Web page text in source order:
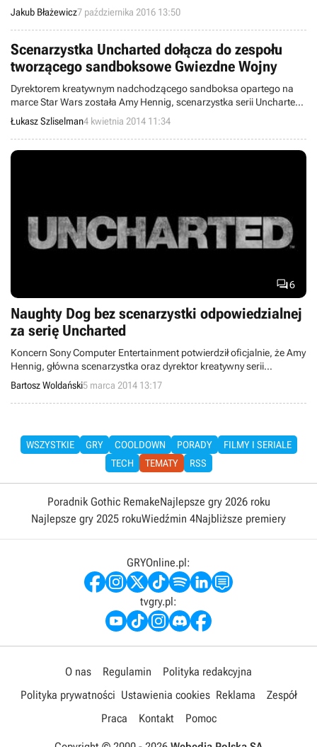
Zdradziła, że w Naughty Dog pracowała około 80 godzin
tygodniowo, a końcówka procesu produkcyjnego ma bardzo
negatywny wpływ nie tylko na głównych twórców, lecz także na
szeregowych pracowników.
Jakub Błażewicz7 października 2016 13:50
Scenarzystka Uncharted dołącza do zespołu
tworzącego sandboksowe Gwiezdne Wojny
Dyrektorem kreatywnym nadchodzącego sandboksa opartego na
marce Star Wars została Amy Hennig, scenarzystka serii Uncharted.
Pani Hennig dołączyła do studia Visceral Games m.in. dlatego, że
sama jest fanką Gwiezdnych Wojen.
Łukasz Szliselman4 kwietnia 2014 11:34
6
Naughty Dog bez scenarzystki odpowiedzialnej
za serię Uncharted
Koncern Sony Computer Entertainment potwierdził oficjalnie, że Amy
Hennig, główna scenarzystka oraz dyrektor kreatywny serii
Uncharted, opuściła zespół deweloperski Naughty Dog. Jej
pożegnanie ze studiem odpowiedzialnym za takie gry, jak Jak czy
The Last of Us, nie wpłynie na pracę przy kolejnych przygodach
Bartosz Woldański5 marca 2014 13:17
WSZYSTKIE GRY COOLDOWN PORADY
FILMY I SERIALE
TECH
TEMATY RSS
Poradnik Gothic RemakeNajlepsze gry 2026 roku
Najlepsze gry 2025 rokuWiedźmin 4Najbliższe premiery
GRYOnline.pl:
tvgry.pl:
O nas Regulamin
Polityka redakcyjna
Polityka prywatności Ustawienia cookies Reklama
Zespół
Praca
Kontakt Pomoc